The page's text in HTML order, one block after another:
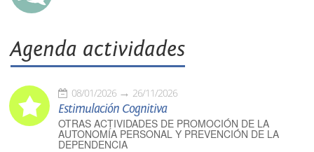
Agenda actividades
08/01/2026 26/11/2026
Estimulación Cognitiva
OTRAS ACTIVIDADES DE PROMOCIÓN DE LA
AUTONOMÍA PERSONAL Y PREVENCIÓN DE LA
DEPENDENCIA